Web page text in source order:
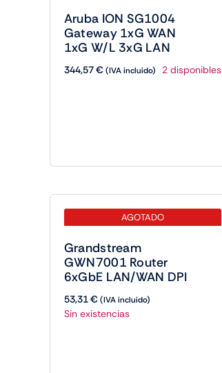
Aruba ION SG1004
Gateway 1xG WAN
1xG W/L 3xG LAN
344,57€(IVA incluido) 2 disponibles
AGOTADO
Grandstream
GWN7001 Router
6xGbE LAN/WAN DPI
53,31€(IVA incluido)
Sin existencias